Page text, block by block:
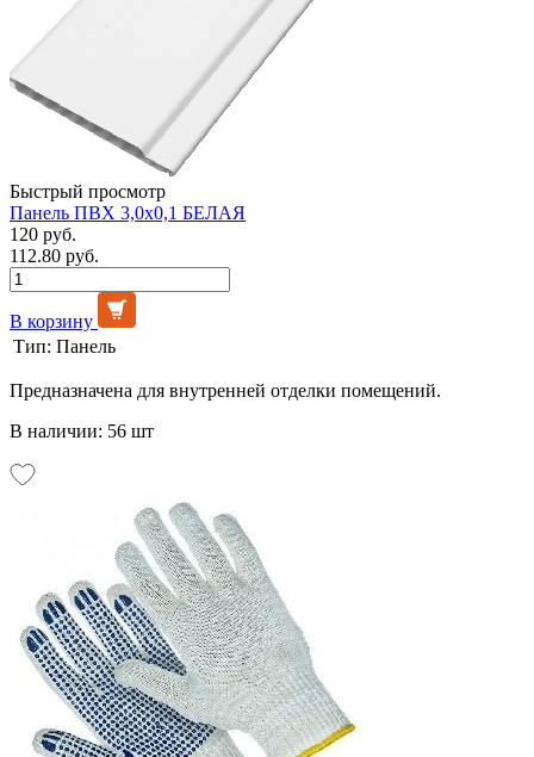
Быстрый просмотр
Панель ПВХ 3,0х0,1 БЕЛАЯ
120 руб.
112.80 руб.
В корзину
Тип: Панель
Предназначена для внутренней отделки помещений.
В наличии: 56 шт